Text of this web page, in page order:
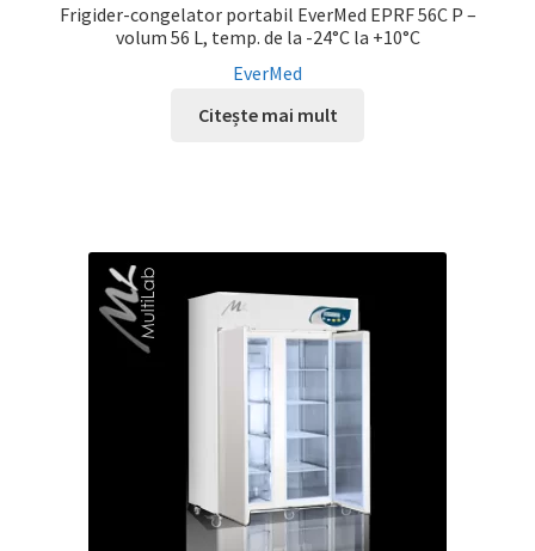
Frigider-congelator portabil EverMed EPRF 56C P –
volum 56 L, temp. de la -24°C la +10°C
EverMed
Citește mai mult